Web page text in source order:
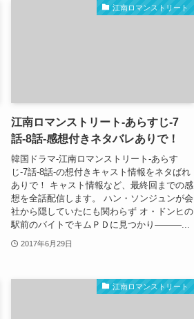
江南ロマンストリート
江南ロマンストリート-あらすじ-7
話-8話-感想付きネタバレありで！
韓国ドラマ-江南ロマンストリート-あらす
じ-7話-8話-の想付きキャスト情報をネタばれ
ありで！ キャスト情報など、最終回までの感
想を全話配信します。 ハン・ソンジュンが会
社から隠していたにも関わらず オ・ドンヒの
駅前のバイトでキムＰＤに見つかり―――...
2017年6月29日
江南ロマンストリート